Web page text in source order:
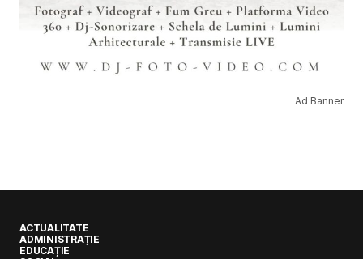
Ad Banner
ACTUALITATE
ADMINISTRAȚIE
EDUCAȚIE